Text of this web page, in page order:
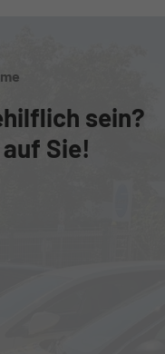
sein?
Sie!